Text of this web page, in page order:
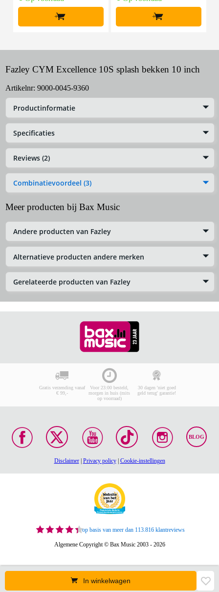
+ +
Fazley CYM Excellence 10S splash bekken 10 inch
Artikelnr: 9000-0045-9360
Productinformatie
Specificaties
Reviews (2)
Combinatievoordeel (3)
Meer producten bij Bax Music
Andere producten van Fazley
Alternatieve producten andere merken
Gerelateerde producten van Fazley
In winkelwagen
Gratis verzending vanaf
€ 99,-
Voor 23:00 besteld,
morgen in huis (mits
op voorraad)
30 dagen 'niet goed
geld terug' garantie!
BLOG
Disclaimer| Privacy policy| Cookie-instellingen
op basis van meer dan 113.816 klantreviews
Algemene Copyright © Bax Music 2003 - 2026